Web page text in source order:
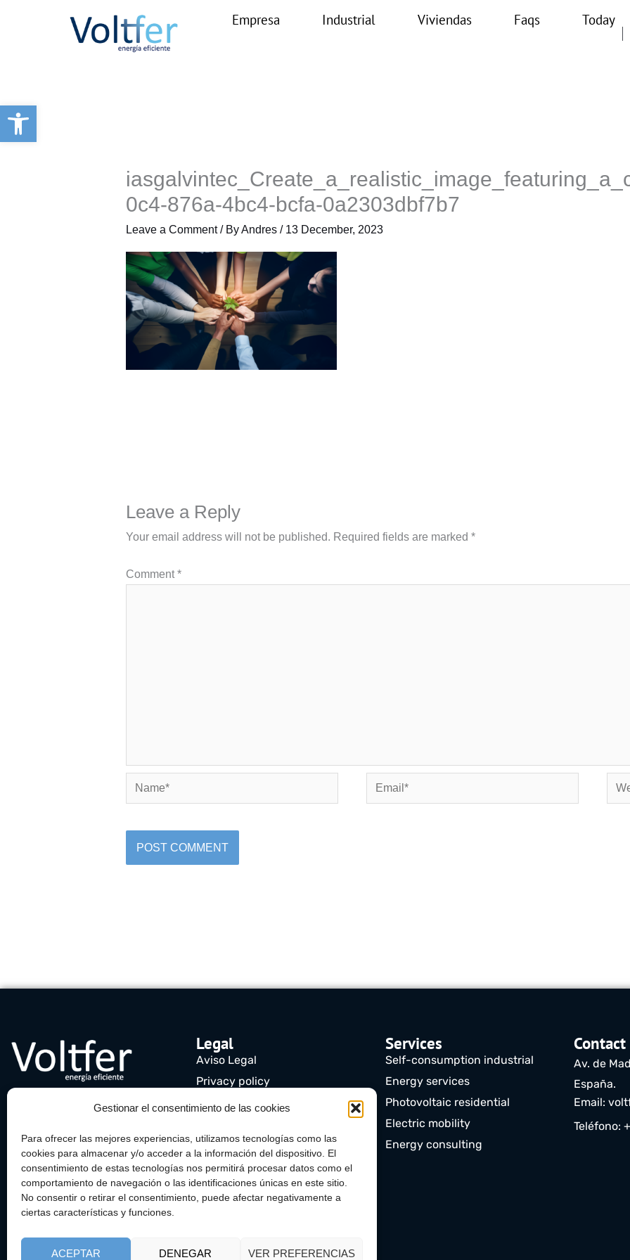
Open toolbar
Gestionar el consentimiento de las cookies
Para ofrecer las mejores experiencias, utilizamos tecnologías como las
cookies para almacenar y/o acceder a la información del dispositivo. El
consentimiento de estas tecnologías nos permitirá procesar datos como el
comportamiento de navegación o las identificaciones únicas en este sitio.
No consentir o retirar el consentimiento, puede afectar negativamente a
ciertas características y funciones.
ACEPTAR DENEGAR VER PREFERENCIAS
Empresa Industrial Viviendas Faqs Today
0c4-876a-4bc4-bcfa-0a2303dbf7b7
Leave a Comment / ByAndres / 13 December, 2023
Leave a Reply
Your email address will not be published. Required fields are marked *
Comment*
Name* Email*
Legal
Aviso Legal
Privacy policy
Política de cookies (UE)
Services
Self-consumption industrial
Energy services
Photovoltaic residential
Electric mobility
Energy consulting
Contact
Av. de
España.
Email:
Teléfono: